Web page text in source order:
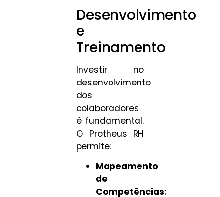
Desenvolvimento
e
Treinamento
Investir no
desenvolvimento
dos
colaboradores
é fundamental.
O Protheus RH
permite:
Mapeamento
de
Competências: